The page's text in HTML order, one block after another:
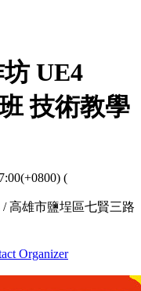
UE4
技術教學
(
高雄市鹽埕區七賢三路
Organizer